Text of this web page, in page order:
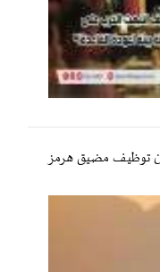
توظيف مضيق هرمز